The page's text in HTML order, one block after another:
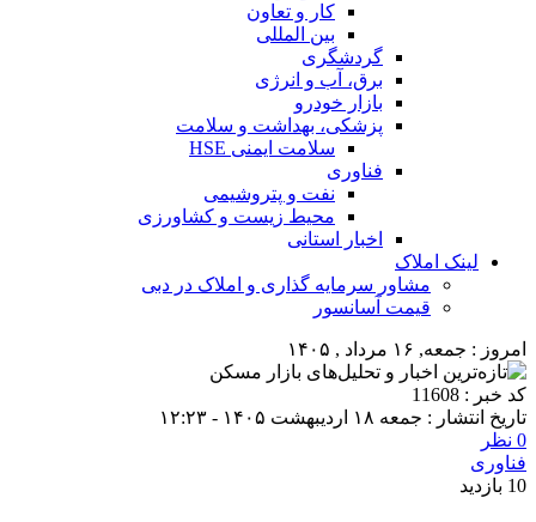
کار و تعاون
بین المللی
گردشگری
برق، آب و انرژی
بازار خودرو
پزشکی، بهداشت و سلامت
سلامت ایمنی HSE
فناوری
نفت و پتروشیمی
محیط زیست و کشاورزی
اخبار استانی
لینک املاک
مشاور سرمایه گذاری و املاک در دبی
قیمت آسانسور
امروز : جمعه, ۱۶ مرداد , ۱۴۰۵
کد خبر : 11608
تاریخ انتشار : جمعه ۱۸ اردیبهشت ۱۴۰۵ - ۱۲:۲۳
0 نظر
فناوری
10 بازدید